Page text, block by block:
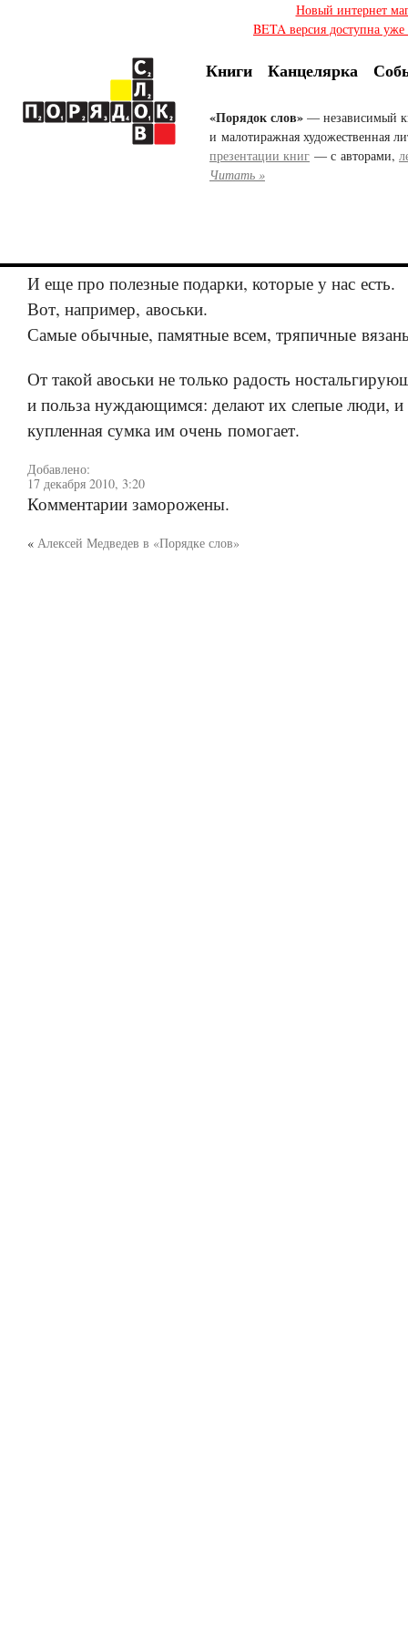
Новый интернет
BETA версия доступна
Книги Канцелярка
«Порядок слов» — независимый
и малотиражная художественная
презентации книг — с авторами,
Читать »
И еще про полезные подарки, которые у нас есть.
Вот, например, авоськи.
Самые обычные, памятные всем, тряпичные
От такой авоськи не только радость
и польза нуждающимся: делают их слепые люди, и
купленная сумка им очень помогает.
Добавлено:
17 декабря 2010, 3:20
Комментарии заморожены.
« Алексей Медведев в «Порядке слов»